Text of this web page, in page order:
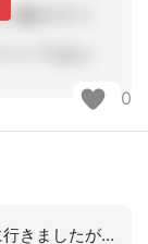
0
私も現在ケアマネ実務研修中で先日実習に行きましたが、資格習得後働かないかと声かか